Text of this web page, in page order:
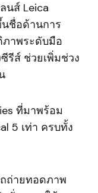
นส์ Leica
นชื่อด้านการ
าพระดับมือ
รีส์ ช่วยเพิ่มช่วง
ที่มาพร้อม
5 เท่า ครบทั้ง
ถ่ายทอดภาพ